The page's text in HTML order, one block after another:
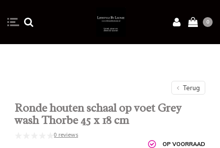
0
Terug
Ronde houten schaal op voet Grey
wash Thorbe 45 x 18 cm
0 reviews
OP VOORRAAD